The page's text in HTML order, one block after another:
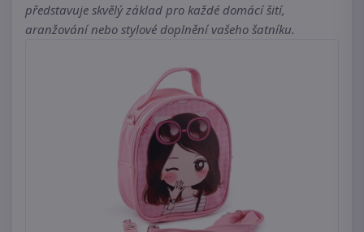
představuje skvělý základ pro každé domácí šití,
aranžování nebo stylové doplnění vašeho šatníku.